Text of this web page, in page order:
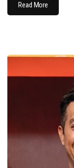
Read More